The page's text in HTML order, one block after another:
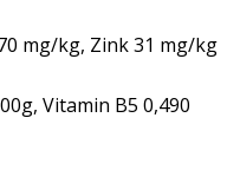
mg/kg, Zink 31 mg/kg
Vitamin B5 0,490